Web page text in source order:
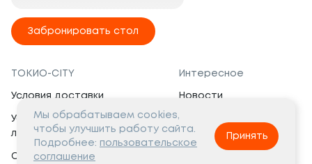
Забронировать стол
ТОКИО-CITY
Условия доставки
Условия программы
лояльности
Сертификаты
Интересное
Новости
Вакансии
Социальная жизнь
Мы обрабатываем cookies,
чтобы улучшить работу сайта.
Подробнее: пользовательское
соглашение
Принять